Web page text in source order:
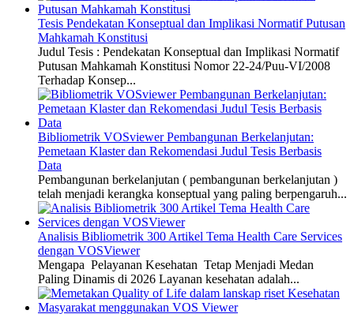
Tesis Pendekatan Konseptual dan Implikasi Normatif Putusan
Mahkamah Konstitusi
Judul Tesis : Pendekatan Konseptual dan Implikasi Normatif
Putusan Mahkamah Konstitusi Nomor 22-24/Puu-VI/2008
Terhadap Konsep...
Bibliometrik VOSviewer Pembangunan Berkelanjutan:
Pemetaan Klaster dan Rekomendasi Judul Tesis Berbasis
Data
Pembangunan berkelanjutan ( pembangunan berkelanjutan )
telah menjadi kerangka konseptual yang paling berpengaruh...
Analisis Bibliometrik 300 Artikel Tema Health Care Services
dengan VOSViewer
Mengapa Pelayanan Kesehatan Tetap Menjadi Medan
Paling Dinamis di 2026 Layanan kesehatan adalah...